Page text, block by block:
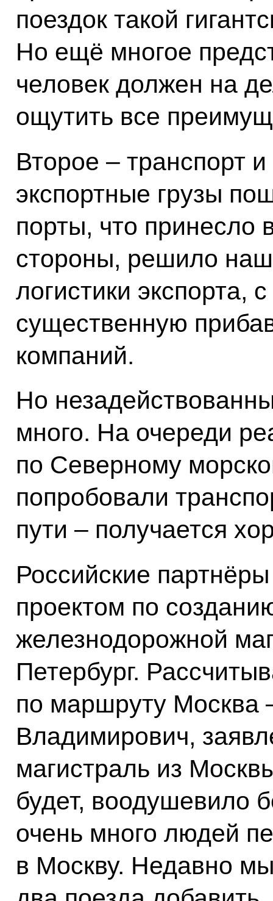
поездок такой
Но ещё многое
человек должен на
ощутить все
Второе – транспорт
экспортные грузы
порты, что принесло
стороны, решило
логистики экспорта,
существенную
компаний.
Но
много. На очереди
по Северному
попробовали
пути – получается
Российские
проектом по
железнодорожной
Петербург.
по маршруту
Владимирович,
магистраль из
будет, воодушевило
очень много людей
в Москву. Недавно